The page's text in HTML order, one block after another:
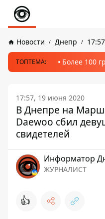
Новости Днепр
ТОПТЕМА: Более 100
17:57, 19 июня 2020
В Днепре на
Daewoo сбил
свидетелей
Информатор
ЖУРНАЛИСТ
👍